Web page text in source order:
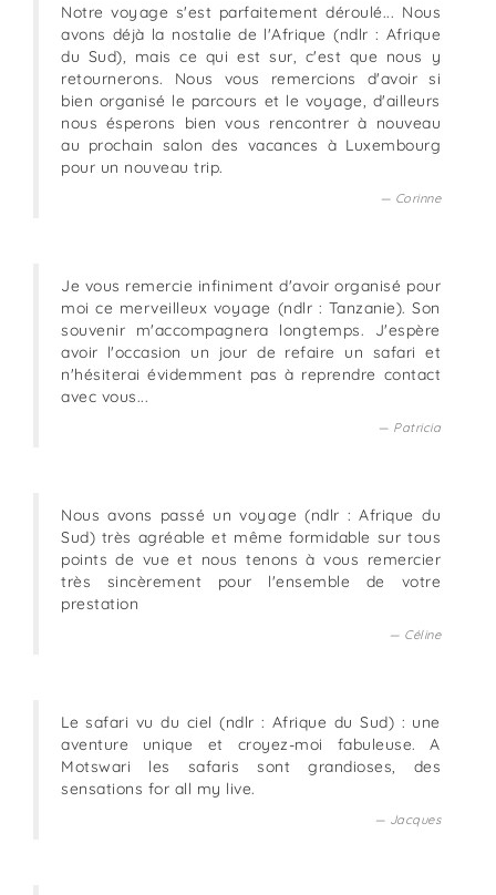
Notre voyage s'est parfaitement déroulé... Nous
avons déjà la nostalie de l'Afrique (ndlr : Afrique
du Sud), mais ce qui est sur, c'est que nous y
retournerons. Nous vous remercions d'avoir si
bien organisé le parcours et le voyage, d'ailleurs
nous ésperons bien vous rencontrer à nouveau
au prochain salon des vacances à Luxembourg
pour un nouveau trip.
Corinne
Je vous remercie infiniment d'avoir organisé pour
moi ce merveilleux voyage (ndlr : Tanzanie). Son
souvenir m'accompagnera longtemps. J'espère
avoir l'occasion un jour de refaire un safari et
n'hésiterai évidemment pas à reprendre contact
avec vous...
Patricia
Nous avons passé un voyage (ndlr : Afrique du
Sud) très agréable et même formidable sur tous
points de vue et nous tenons à vous remercier
très sincèrement pour l'ensemble de votre
prestation
Céline
Le safari vu du ciel (ndlr : Afrique du Sud) : une
aventure unique et croyez-moi fabuleuse. A
Motswari les safaris sont grandioses, des
sensations for all my live.
Jacques